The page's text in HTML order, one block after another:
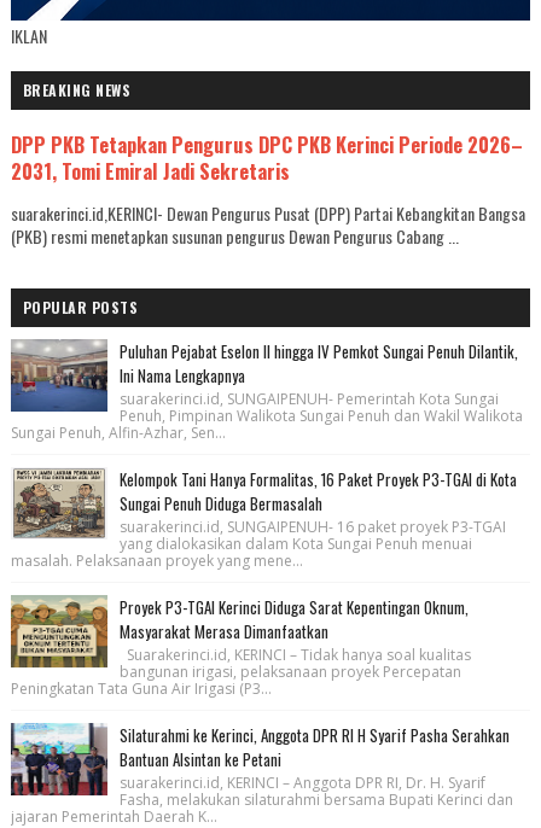
IKLAN
BREAKING NEWS
DPP PKB Tetapkan Pengurus DPC PKB Kerinci Periode 2026–
2031, Tomi Emiral Jadi Sekretaris
suarakerinci.id,KERINCI- Dewan Pengurus Pusat (DPP) Partai Kebangkitan Bangsa
(PKB) resmi menetapkan susunan pengurus Dewan Pengurus Cabang ...
POPULAR POSTS
Puluhan Pejabat Eselon II hingga IV Pemkot Sungai Penuh Dilantik,
Ini Nama Lengkapnya
suarakerinci.id, SUNGAIPENUH- Pemerintah Kota Sungai
Penuh, Pimpinan Walikota Sungai Penuh dan Wakil Walikota
Sungai Penuh, Alfin-Azhar, Sen...
Kelompok Tani Hanya Formalitas, 16 Paket Proyek P3-TGAI di Kota
Sungai Penuh Diduga Bermasalah
suarakerinci.id, SUNGAIPENUH- 16 paket proyek P3-TGAI
yang dialokasikan dalam Kota Sungai Penuh menuai
masalah. Pelaksanaan proyek yang mene...
Proyek P3-TGAI Kerinci Diduga Sarat Kepentingan Oknum,
Masyarakat Merasa Dimanfaatkan
Suarakerinci.id, KERINCI – Tidak hanya soal kualitas
bangunan irigasi, pelaksanaan proyek Percepatan
Peningkatan Tata Guna Air Irigasi (P3...
Silaturahmi ke Kerinci, Anggota DPR RI H Syarif Pasha Serahkan
Bantuan Alsintan ke Petani
suarakerinci.id, KERINCI – Anggota DPR RI, Dr. H. Syarif
Fasha, melakukan silaturahmi bersama Bupati Kerinci dan
jajaran Pemerintah Daerah K...